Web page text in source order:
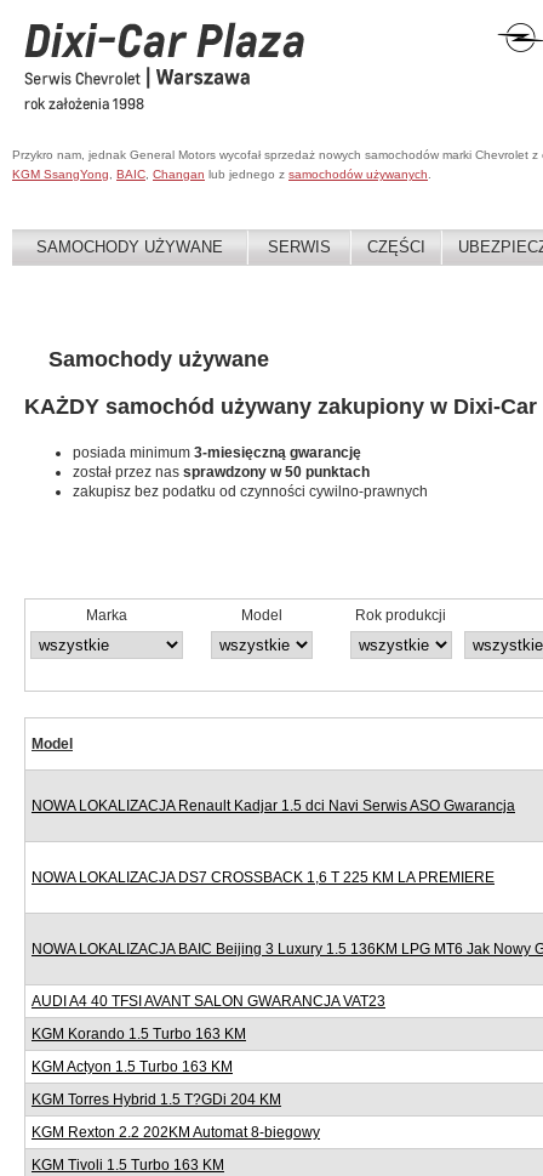
Przykro nam, jednak General Motors wycofał sprzedaż nowych samochodów marki Chevrolet
KGM SsangYong
BAIC Changan lub jednego z samochodów używanych
SAMOCHODY UŻYWANE SERWIS CZĘŚCI
Samochody używane
KAŻDY samochód używany zakupiony w Dixi-Car
posiada minimum 3-miesięczną gwarancję
został przez nas sprawdzony w 50 punktach
zakupisz bez podatku od czynności cywilno-prawnych
Marka Model Rok produkcji
Model
NOWA LOKALIZACJA Renault Kadjar 1.5 dci Navi Serwis ASO Gwarancja
NOWA LOKALIZACJA DS7 CROSSBACK 1,6 T 225 KM LA PREMIERE
NOWA LOKALIZACJA BAIC Beijing 3 Luxury 1.5 136KM LPG MT6 Jak Nowy
AUDI A4 40 TFSI AVANT SALON GWARANCJA VAT23
KGM Korando 1.5 Turbo 163 KM
KGM Actyon 1.5 Turbo 163 KM
KGM Torres Hybrid 1.5 T?GDi 204 KM
KGM Rexton 2.2 202KM Automat 8-biegowy
KGM Tivoli 1.5 Turbo 163 KM